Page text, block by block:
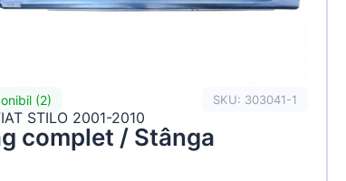
(2) SKU: 303041-1
STILO 2001-2010
complet / Stânga